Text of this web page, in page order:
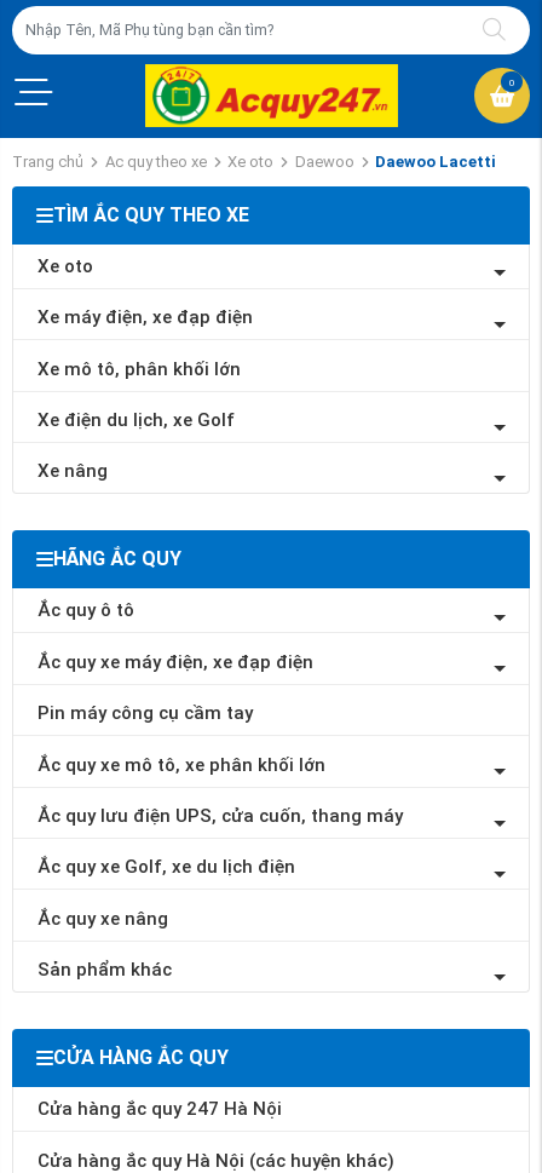
0
Trang chủ Ac quy theo xe Xe oto Daewoo Daewoo Lacetti
TÌM ẮC QUY THEO XE
Xe oto
Xe máy điện, xe đạp điện
Xe mô tô, phân khối lớn
Xe điện du lịch, xe Golf
Xe nâng
HÃNG ẮC QUY
Ắc quy ô tô
Ắc quy xe máy điện, xe đạp điện
Pin máy công cụ cầm tay
Ắc quy xe mô tô, xe phân khối lớn
Ắc quy lưu điện UPS, cửa cuốn, thang máy
Ắc quy xe Golf, xe du lịch điện
Ắc quy xe nâng
Sản phẩm khác
CỬA HÀNG ẮC QUY
Cửa hàng ắc quy 247 Hà Nội
Cửa hàng ắc quy Hà Nội (các huyện khác)